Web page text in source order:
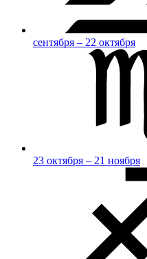
сентября – 22 октября
23 октября – 21 ноября